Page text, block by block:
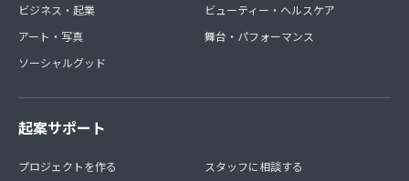
ビジネス・起業
アート・写真
ソーシャルグッド
ビューティー・ヘルスケア
舞台・パフォーマンス
起案サポート
プロジェクトを作る
スタッフに相談する